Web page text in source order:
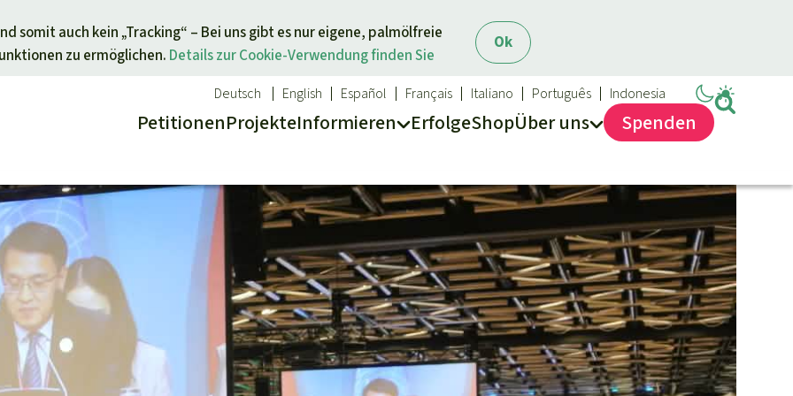
Ok
somit auch kein „Tracking“ – Bei uns gibt es nur eigene, palmölfreie
zu ermöglichen. Details zur Cookie-Verwendung finden Sie
PetitionenProjekteInformieren
Aktuelles
Newsletter­anmeldung
Report
ErfolgeShopÜberuns
Deutsch English Español Français Italiano Português Indonesia
Spenden
ein Thema Spenden für eine Region
Südostasien
Lateinamerika